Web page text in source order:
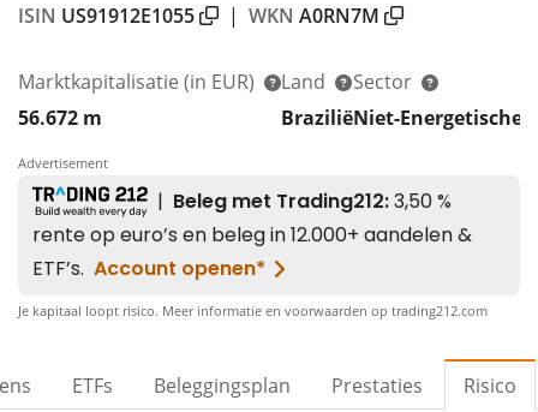
ISIN US91912E1055 | WKN A0RN7M
Marktkapitalisatie (in EUR)
56.672 m
Land
Brazilië
Sector
Niet-Energetische
Advertisement
Je kapitaal loopt risico. Meer informatie en voorwaarden op trading212.com
ETFs Beleggingsplan Prestaties Risico